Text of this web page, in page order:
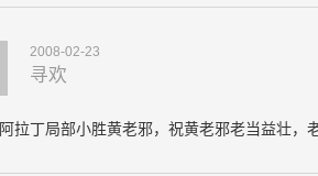
2008-02-23
寻欢
拉丁局部小胜黄老邪，祝黄老邪老当益壮，